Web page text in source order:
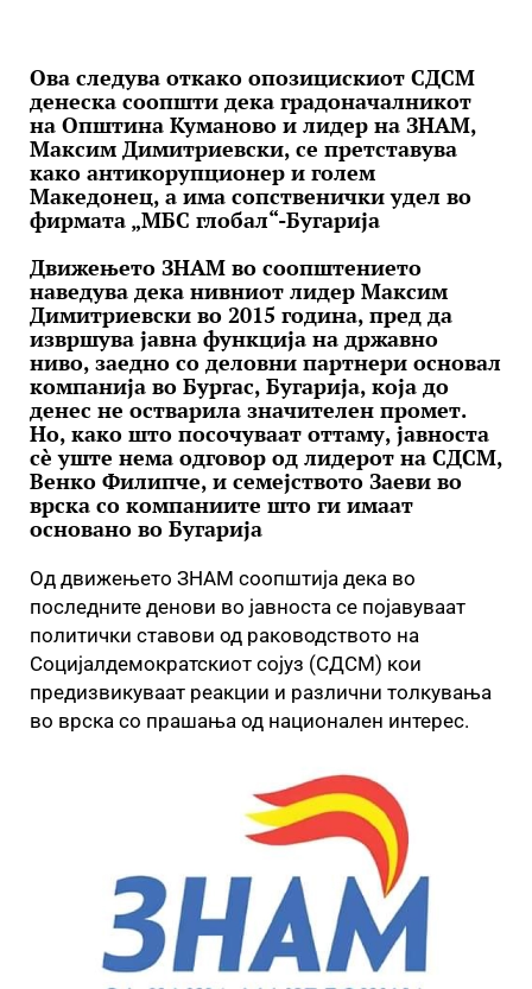
Ова следува откако опозицискиот СДСМ
денеска соопшти дека градоначалникот
на Општина Куманово и лидер на ЗНАМ,
Максим Димитриевски, се претставува
како антикорупционер и голем
Македонец, а има сопственички удел во
фирмата „МБС глобал“-Бугарија
Движењето ЗНАМ во соопштението
наведува дека нивниот лидер Максим
Димитриевски во 2015 година, пред да
извршува јавна функција на државно
ниво, заедно со деловни партнери основал
компанија во Бургас, Бугарија, која до
денес не остварила значителен промет.
Но, како што посочуваат оттаму, јавноста
сè уште нема одговор од лидерот на СДСМ,
Венко Филипче, и семејството Заеви во
врска со компаниите што ги имаат
основано во Бугарија
Од движењето ЗНАМ соопштија дека во
последните денови во јавноста се појавуваат
политички ставови од раководството на
Социјалдемократскиот сојуз (СДСМ) кои
предизвикуваат реакции и различни толкувања
во врска со прашања од национален интерес.